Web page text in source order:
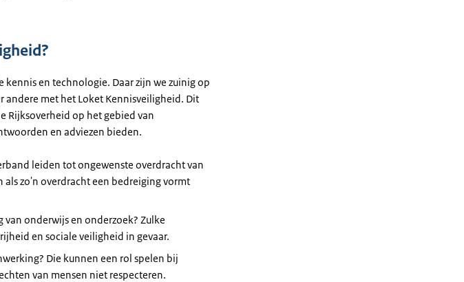
en technologie. Daar zijn we zuinig op
andere met het Loket Kennisveiligheid. Dit
Rijksoverheid op het gebied van
en adviezen bieden.
leiden tot ongewenste overdracht van
als zo'n overdracht een bedreiging vormt
van onderwijs en onderzoek? Zulke
en sociale veiligheid in gevaar.
Die kunnen een rol spelen bij
van mensen niet respecteren.